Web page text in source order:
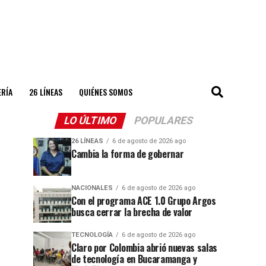
26 LÍNEAS QUIÉNES SOMOS
LO ÚLTIMO POPULARES
26 LÍNEAS 6 de agosto de 2026 ago
Cambia la forma de gobernar
NACIONALES 6 de agosto de 2026 ago
Con el programa ACE 1.0 Grupo Argos
busca cerrar la brecha de valor
TECNOLOGÍA 6 de agosto de 2026 ago
Claro por Colombia abrió nuevas salas
de tecnología en Bucaramanga y